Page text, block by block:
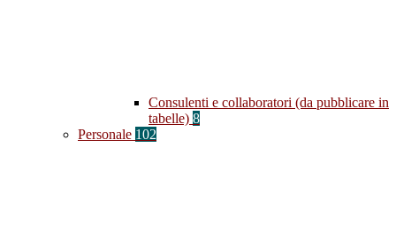
Consulenti e collaboratori (da pubblicare in
tabelle) 8
Personale 102